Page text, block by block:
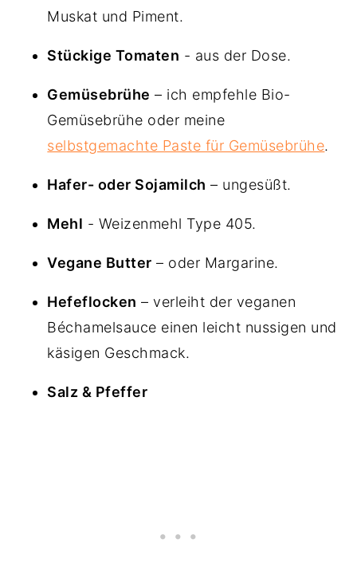
Muskat und Piment.
Stückige Tomaten - aus der Dose.
Gemüsebrühe – ich empfehle Bio-
Gemüsebrühe oder meine
selbstgemachte Paste für Gemüsebrühe.
Hafer- oder Sojamilch – ungesüßt.
Mehl - Weizenmehl Type 405.
Vegane Butter – oder Margarine.
Hefeflocken – verleiht der veganen
Béchamelsauce einen leicht nussigen und
käsigen Geschmack.
Salz & Pfeffer